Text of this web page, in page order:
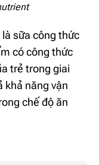
là sữa công thức
có công thức
trẻ trong giai
khả năng vận
chế độ ăn